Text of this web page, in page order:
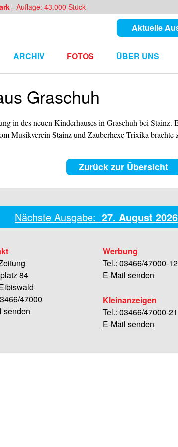
- Auflage: 43.000 Stück
Aktuelle
ARCHIV FOTOS ÜBER UNS
Graschuh
in des neuen Kinderhauses in Graschuh bei
Musikverein Stainz und Zauberhexe Trixika brachte
Zurück zur Übersicht
84
47000
senden
Werbung
Tel.: 03466/47000-12
E-Mail senden
Kleinanzeigen
Tel.: 03466/47000-21
E-Mail senden
Nächste Ausgabe: 27. August 2026